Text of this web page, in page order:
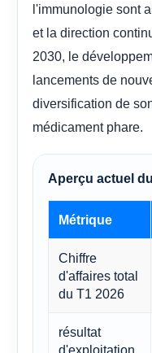
l'immunologie sont
et la direction
2030, le
lancements de
diversification de
médicament phare.
Aperçu actuel
Métrique
Chiffre
d'affaires total
du T1 2026
résultat
d'exploitation